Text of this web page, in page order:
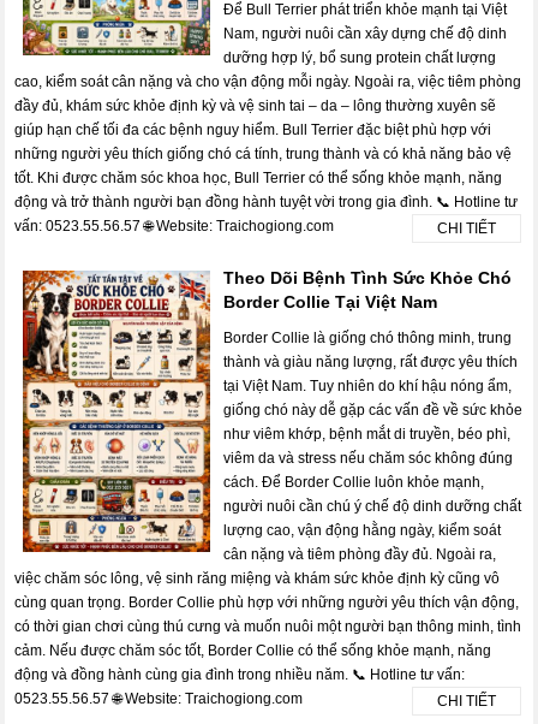
Để Bull Terrier phát triển khỏe mạnh tại Việt
Nam, người nuôi cần xây dựng chế độ dinh
dưỡng hợp lý, bổ sung protein chất lượng
cao, kiểm soát cân nặng và cho vận động mỗi ngày. Ngoài ra, việc tiêm phòng
đầy đủ, khám sức khỏe định kỳ và vệ sinh tai – da – lông thường xuyên sẽ
giúp hạn chế tối đa các bệnh nguy hiểm. Bull Terrier đặc biệt phù hợp với
những người yêu thích giống chó cá tính, trung thành và có khả năng bảo vệ
tốt. Khi được chăm sóc khoa học, Bull Terrier có thể sống khỏe mạnh, năng
động và trở thành người bạn đồng hành tuyệt vời trong gia đình. 📞 Hotline tư
vấn: 0523.55.56.57 🌐 Website: Traichogiong.com
CHI TIẾT
Theo Dõi Bệnh Tình Sức Khỏe Chó
Border Collie Tại Việt Nam
Border Collie là giống chó thông minh, trung
thành và giàu năng lượng, rất được yêu thích
tại Việt Nam. Tuy nhiên do khí hậu nóng ẩm,
giống chó này dễ gặp các vấn đề về sức khỏe
như viêm khớp, bệnh mắt di truyền, béo phì,
viêm da và stress nếu chăm sóc không đúng
cách. Để Border Collie luôn khỏe mạnh,
người nuôi cần chú ý chế độ dinh dưỡng chất
lượng cao, vận động hằng ngày, kiểm soát
cân nặng và tiêm phòng đầy đủ. Ngoài ra,
việc chăm sóc lông, vệ sinh răng miệng và khám sức khỏe định kỳ cũng vô
cùng quan trọng. Border Collie phù hợp với những người yêu thích vận động,
có thời gian chơi cùng thú cưng và muốn nuôi một người bạn thông minh, tình
cảm. Nếu được chăm sóc tốt, Border Collie có thể sống khỏe mạnh, năng
động và đồng hành cùng gia đình trong nhiều năm. 📞 Hotline tư vấn:
0523.55.56.57 🌐 Website: Traichogiong.com
CHI TIẾT